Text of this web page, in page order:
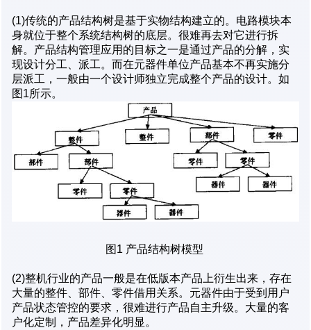
(1)传统的产品结构树是基于实物结构建立的。电路模块本
身就位于整个系统结构树的底层。很难再去对它进行拆
解。产品结构管理应用的目标之一是通过产品的分解，实
现设计分工、派工。而在元器件单位产品基本不再实施分
层派工，一般由一个设计师独立完成整个产品的设计。如
图1所示。
图1 产品结构树模型
(2)整机行业的产品一般是在低版本产品上衍生出来，存在
大量的整件、部件、零件借用关系。元器件由于受到用户
产品状态管控的要求，很难进行产品自主升级。大量的客
户化定制，产品差异化明显。